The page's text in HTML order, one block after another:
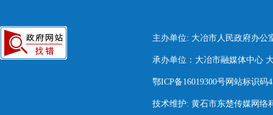
主办单位: 大冶市人民政府办公
承办单位：大冶市融媒体中心
鄂ICP备16019300号网站标识码
技术维护: 黄石市东楚传媒网络